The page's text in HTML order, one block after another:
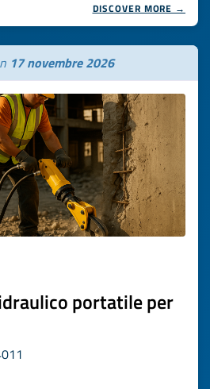
DISCOVER MORE →
17 novembre 2026
portatile per